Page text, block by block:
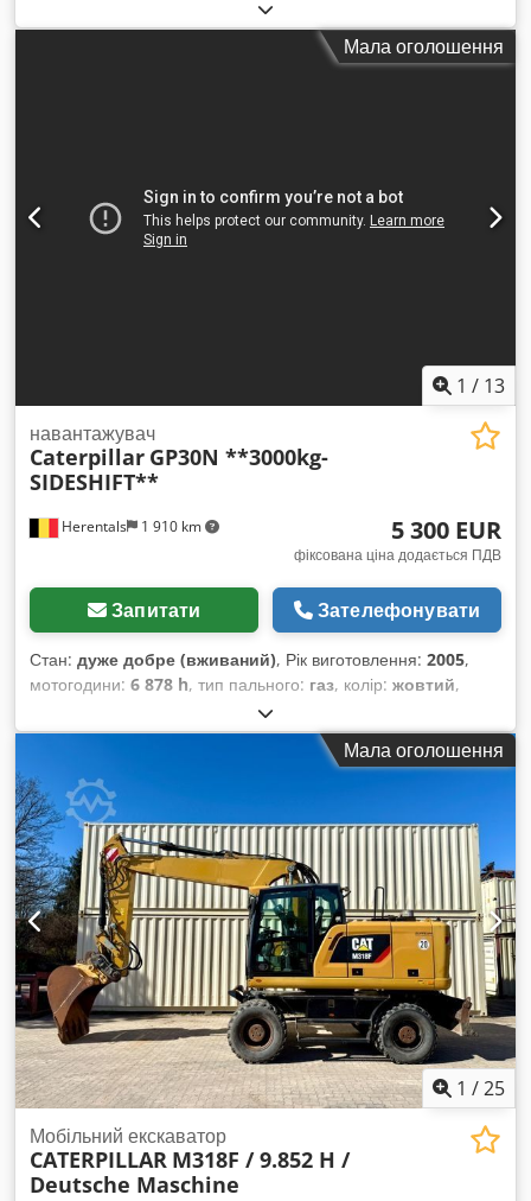
лише 5 300 напрацьованих мотогодин та перебуває у
доброму стані. Експлуатаційна вага приблизно 52 800 кг.
Мала оголошення
1 / 13
Herentals 1 910 km
навантажувач
Caterpillar GP30N **3000kg-
SIDESHIFT**
5 300 EUR
фіксована ціна додається ПДВ
Запитати Зателефонувати
Стан: дуже добре (вживаний), Рік виготовлення: 2005,
мотогодини: 6 878 h, тип пального: газ, колір: жовтий,
Мала оголошення
1 /25
Мобільний екскаватор
CATERPILLAR M318F / 9.852 H /
Deutsche Maschine